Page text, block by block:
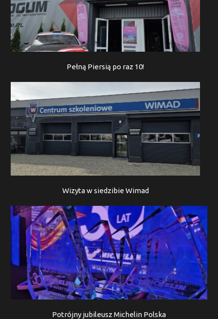
Pełną Piersią po raz 10!
Wizyta w siedzibie Wimad
Potrójny jubileusz Michelin Polska